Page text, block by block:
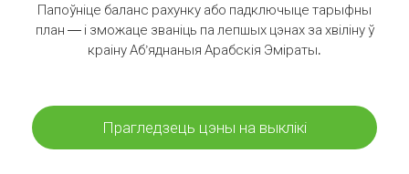
Папоўніце баланс рахунку або падключыце тарыфны
план — і зможаце званіць па лепшых цэнах за хвіліну ў
краіну Аб’яднаныя Арабскія Эміраты.
Прагледзець цэны на выклікі